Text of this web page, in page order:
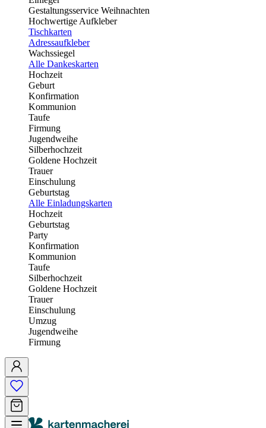
Gestaltungsservice Weihnachten
Hochwertige Aufkleber
Tischkarten
Adressaufkleber
Wachssiegel
Alle Dankeskarten
Hochzeit
Geburt
Konfirmation
Kommunion
Taufe
Firmung
Jugendweihe
Silberhochzeit
Goldene Hochzeit
Trauer
Einschulung
Geburtstag
Alle Einladungskarten
Hochzeit
Geburtstag
Party
Konfirmation
Kommunion
Taufe
Silberhochzeit
Goldene Hochzeit
Trauer
Einschulung
Umzug
Jugendweihe
Firmung